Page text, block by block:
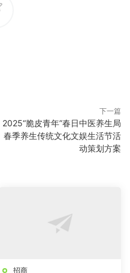
下一篇
2025“脆皮青年”春日中医养生局
春季养生传统文化文娱生活节活
动策划方案
招商